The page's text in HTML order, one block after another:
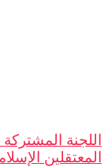
اللجنة
المعتقلين